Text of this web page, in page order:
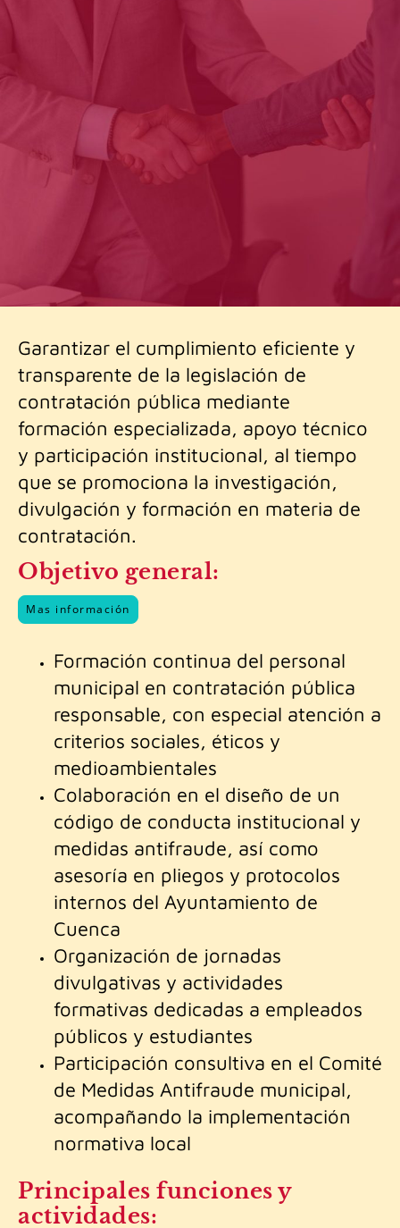
Garantizar el cumplimiento eficiente y
transparente de la legislación de
contratación pública mediante
formación especializada, apoyo técnico
y participación institucional, al tiempo
que se promociona la investigación,
divulgación y formación en materia de
contratación.
Objetivo general:
Mas información
Formación continua del personal
municipal en contratación pública
responsable, con especial atención a
criterios sociales, éticos y
medioambientales
Colaboración en el diseño de un
código de conducta institucional y
medidas antifraude, así como
asesoría en pliegos y protocolos
internos del Ayuntamiento de
Cuenca
Organización de jornadas
divulgativas y actividades
formativas dedicadas a empleados
públicos y estudiantes
Participación consultiva en el Comité
de Medidas Antifraude municipal,
acompañando la implementación
normativa local
Principales funciones y
actividades: